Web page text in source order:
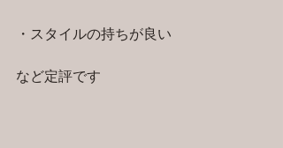
・スタイルの持ちが良い
など定評です